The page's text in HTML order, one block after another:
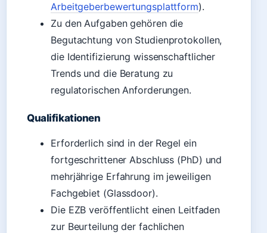
Arbeitgeberbewertungsplattform).
Zu den Aufgaben gehören die
Begutachtung von Studienprotokollen,
die Identifizierung wissenschaftlicher
Trends und die Beratung zu
regulatorischen Anforderungen.
Qualifikationen
Erforderlich sind in der Regel ein
fortgeschrittener Abschluss (PhD) und
mehrjährige Erfahrung im jeweiligen
Fachgebiet (Glassdoor).
Die EZB veröffentlicht einen Leitfaden
zur Beurteilung der fachlichen